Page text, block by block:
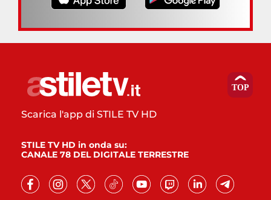
Scarica l'app di STILE TV HD
STILE TV HD in onda su:
CANALE 78 DEL DIGITALE TERRESTRE